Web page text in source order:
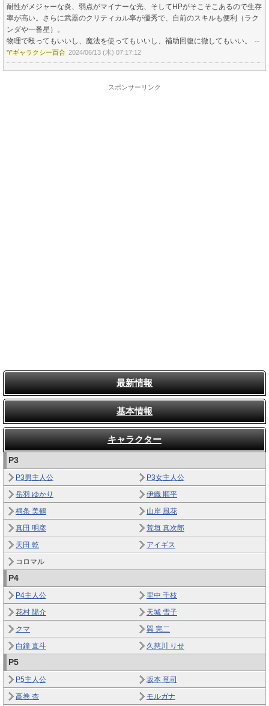
耐性がメジャーな炎、弱点がマイナーな光、そしてHPがそこそこあるので生存
率が高い。さらに武器のクリティカル率が優秀で、自前のスキルも便利（ラク
ンダや一番星）。
物理で殴ってもいいし、魔法を使ってもいいし、補助回復に徹してもいい。
--
♈️ギャラクシー百合 2024/06/13 (木) 07:17:12
スポンサーリンク
最新情報
基本情報
キャラクター
P3
P3男主人公
P3女主人公
岳羽 ゆかり
伊織 順平
桐条 美鶴
山岸 風花
真田 明彦
荒垣 真次郎
天田 乾
アイギス
コロマル
P4
P4主人公
里中 千枝
花村 陽介
天城 雪子
クマ
巽 完二
白鐘 直斗
久慈川 りせ
P5
P5主人公
坂本 竜司
高巻 杏
モルガナ